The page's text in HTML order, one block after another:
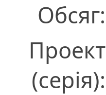
Обсяг:
Проект
(серія):